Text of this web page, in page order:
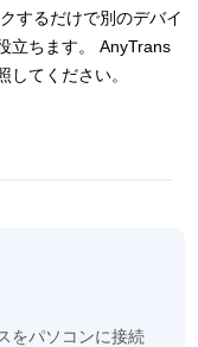
するだけで別のデバイ
立ちます。 AnyTrans
てください。
をパソコンに接続